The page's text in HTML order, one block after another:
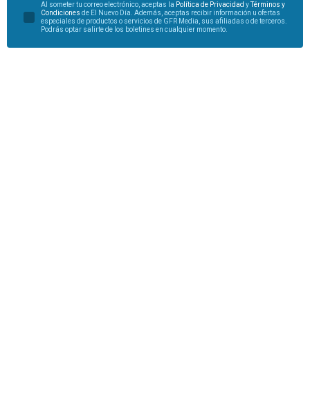
Al someter tu correo electrónico, aceptas la Política de Privacidad yTérminos y
Condiciones de El Nuevo Día. Además, aceptas recibir información u ofertas
especiales de productos o servicios de GFR Media, sus afiliadas o de terceros.
Podrás optar salirte de los boletines en cualquier momento.